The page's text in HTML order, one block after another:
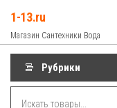
содержимому
1-13.ru
Магазин Сантехники Вода
Рубрики